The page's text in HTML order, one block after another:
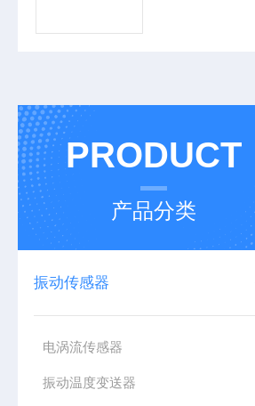
PRODUCT
产品分类
振动传感器
电涡流传感器
振动温度变送器